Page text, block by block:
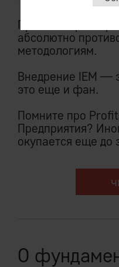
Принципы
абсолютно
методологиям.
Внедрение IEM —
это еще и фан.
Помните про
Предприятия?
окупается еще до
О